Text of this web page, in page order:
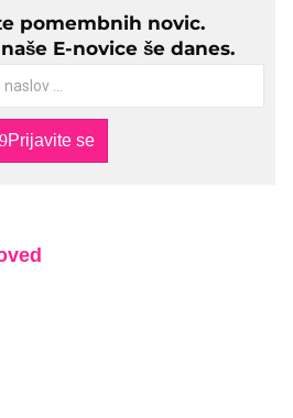
pomembnih novic.
E-novice še danes.
Prijavite se